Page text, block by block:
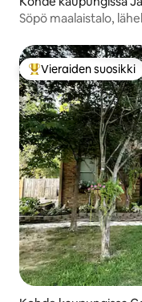
Söpö maalaistalo,
Vieraiden
Vieraiden suosikki